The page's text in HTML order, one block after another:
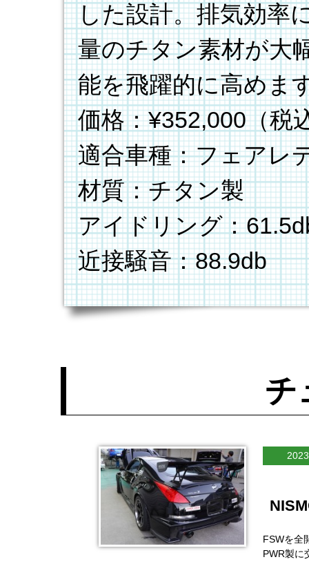
した設計。排気効率
量のチタン素材が大
能を飛躍的に高めま
価格：¥352,000（税
適合車種：フェアレ
材質：チタン製
アイドリング：
近接騒音：88.9db
チ
FSWを全
PWR製に